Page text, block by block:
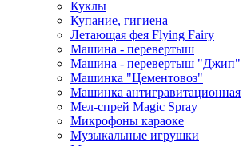
Куклы
Купание, гигиена
Летающая фея Flying Fairy
Машина - перевертыш
Машина - перевертыш "Джип"
Машинка "Цементовоз"
Машинка антигравитационная
Мел-спрей Magic Spray
Микрофоны караоке
Музыкальные игрушки